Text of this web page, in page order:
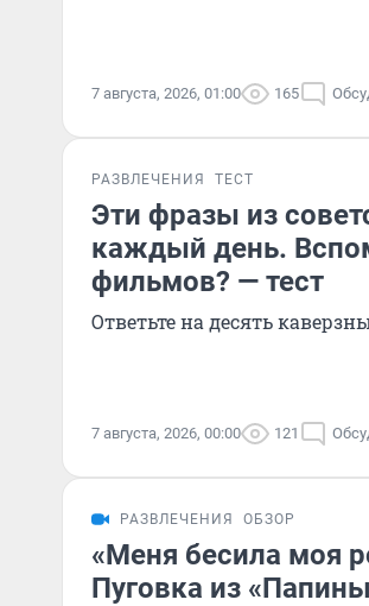
7 августа, 2026, 01:00 165
РАЗВЛЕЧЕНИЯ ТЕСТ
Эти фразы из
каждый день.
фильмов? — тест
Ответьте на десять
7 августа, 2026, 00:00 121
РАЗВЛЕЧЕНИЯ ОБЗОР
«Меня бесила моя
Пуговка из